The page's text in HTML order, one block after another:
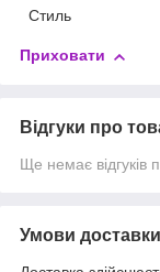
Стиль
Приховати
Відгуки про
Ще немає відгуків
Умови доставки